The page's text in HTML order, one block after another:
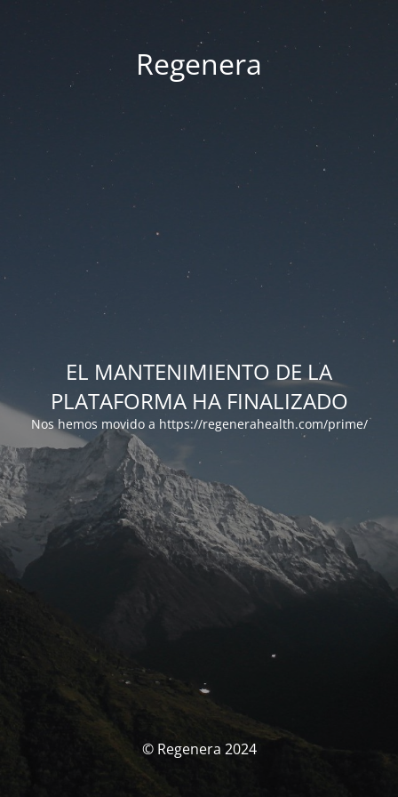
Regenera
EL MANTENIMIENTO DE LA
PLATAFORMA HA FINALIZADO
Nos hemos movido a https://regenerahealth.com/prime/
© Regenera 2024